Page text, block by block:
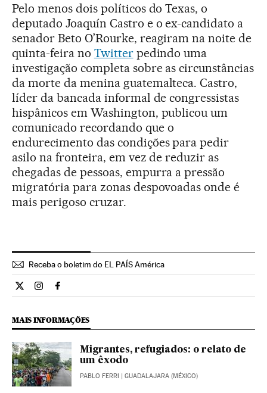
Pelo menos dois políticos do Texas, o
deputado Joaquín Castro e o ex-candidato a
senador Beto O’Rourke, reagiram na noite de
quinta-feira no Twitterpedindo uma
investigação completa sobre as circunstâncias
da morte da menina guatemalteca. Castro,
líder da bancada informal de congressistas
hispânicos em Washington, publicou um
comunicado recordando que o
endurecimento das condições para pedir
asilo na fronteira, em vez de reduzir as
chegadas de pessoas, empurra a pressão
migratória para zonas despovoadas onde é
mais perigoso cruzar.
Receba o boletim do EL PAÍS América
Internacional El País Brasil en Twitter
Internacional El País Brasil en Instagram
Internacional El País Brasil en Facebook
MAIS INFORMAÇÕES
Migrantes, refugiados: o relato de
um êxodo
PABLO FERRI | GUADALAJARA (MÉXICO)